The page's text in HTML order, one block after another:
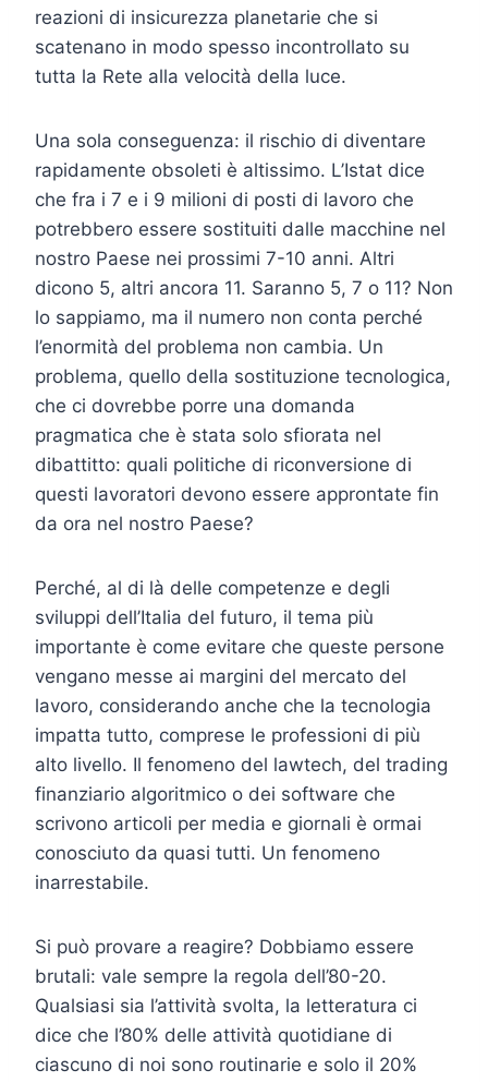
reazioni di insicurezza planetarie che si
scatenano in modo spesso incontrollato su
tutta la Rete alla velocità della luce.
Una sola conseguenza: il rischio di diventare
rapidamente obsoleti è altissimo. L’Istat dice
che fra i 7 e i 9 milioni di posti di lavoro che
potrebbero essere sostituiti dalle macchine nel
nostro Paese nei prossimi 7-10 anni. Altri
dicono 5, altri ancora 11. Saranno 5, 7 o 11? Non
lo sappiamo, ma il numero non conta perché
l’enormità del problema non cambia. Un
problema, quello della sostituzione tecnologica,
che ci dovrebbe porre una domanda
pragmatica che è stata solo sfiorata nel
dibattitto: quali politiche di riconversione di
questi lavoratori devono essere approntate fin
da ora nel nostro Paese?
Perché, al di là delle competenze e degli
sviluppi dell’Italia del futuro, il tema più
importante è come evitare che queste persone
vengano messe ai margini del mercato del
lavoro, considerando anche che la tecnologia
impatta tutto, comprese le professioni di più
alto livello. Il fenomeno del lawtech, del trading
finanziario algoritmico o dei software che
scrivono articoli per media e giornali è ormai
conosciuto da quasi tutti. Un fenomeno
inarrestabile.
Si può provare a reagire? Dobbiamo essere
brutali: vale sempre la regola dell’80-20.
Qualsiasi sia l’attività svolta, la letteratura ci
dice che l’80% delle attività quotidiane di
ciascuno di noi sono routinarie e solo il 20%